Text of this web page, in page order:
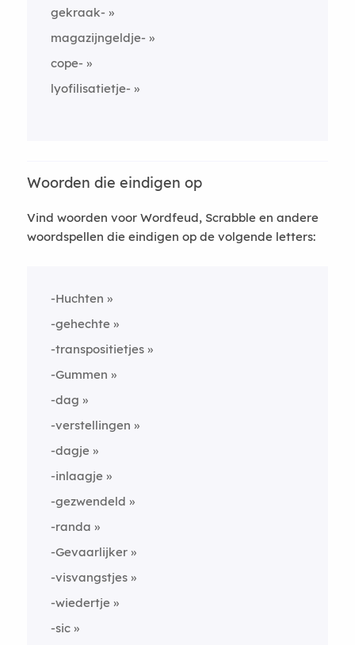
gekraak-
magazijngeldje-
cope-
lyofilisatietje-
Woorden die eindigen op
Vind woorden voor Wordfeud, Scrabble en andere
woordspellen die eindigen op de volgende letters:
-Huchten
-gehechte
-transpositietjes
-Gummen
-dag
-verstellingen
-dagje
-inlaagje
-gezwendeld
-randa
-Gevaarlijker
-visvangstjes
-wiedertje
-sic